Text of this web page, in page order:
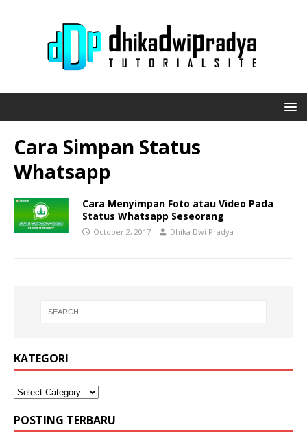
Cara Simpan Status
Whatsapp
Cara Menyimpan Foto atau Video Pada
Status Whatsapp Seseorang
October 2, 2017 Dhika Dwi Pradya
KATEGORI
POSTING TERBARU